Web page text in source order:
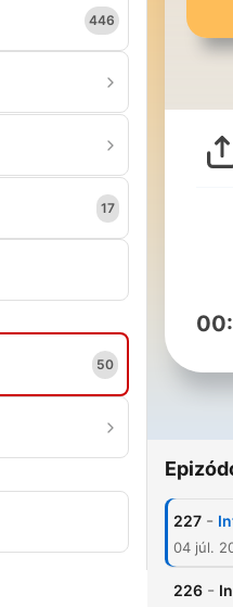
446
17
50
227 -
04 júl.
226 -